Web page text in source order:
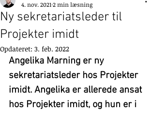
Ny sekretariatsleder til
Projekter imidt
4. nov. 2021 2 min læsning
Opdateret: 3. feb. 2022
Angelika Marning er ny
sekretariatsleder hos Projekter
imidt. Angelika er allerede ansat
hos Projekter imidt, og hun er i